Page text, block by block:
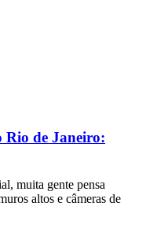
Rio de Janeiro:
muita gente pensa
altos e câmeras de